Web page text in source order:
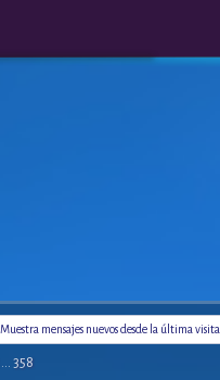
Muestra mensajes nuevos desde la última visita
... 358